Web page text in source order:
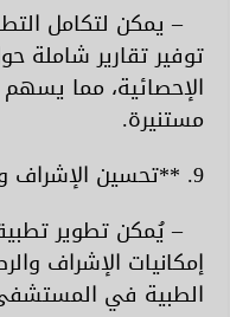
– يمكن لتكامل
توفير تقارير شاملة
الإحصائية، مما يسهم
مستنيرة.
9. **تحسين الإشراف والرصد:**
– يُمكن تطوير
إمكانيات الإشراف
الطبية في